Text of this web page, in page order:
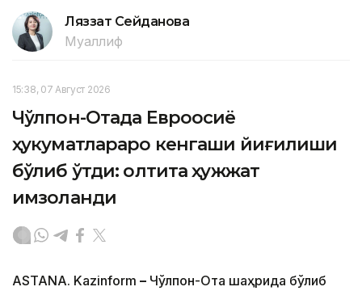
Ляззат Сейданова
Муаллиф
15:38, 07 Август 2026
Чўлпон-Отада Евроосиё
ҳукуматлараро кенгаши йиғилиши
бўлиб ўтди: олтита ҳужжат
имзоланди
ASTANA. Kazinform – Чўлпон-Ота шаҳрида бўлиб